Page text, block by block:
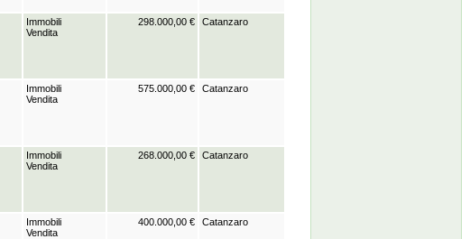
Immobili
Vendita
298.000,00 € Catanzaro
Immobili
Vendita
575.000,00 € Catanzaro
Immobili
Vendita
268.000,00 € Catanzaro
Immobili
Vendita
400.000,00 € Catanzaro